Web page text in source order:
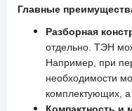
Главные
Разборная
отдельно. ТЭН
Например, при
необходимости
комплектующих,